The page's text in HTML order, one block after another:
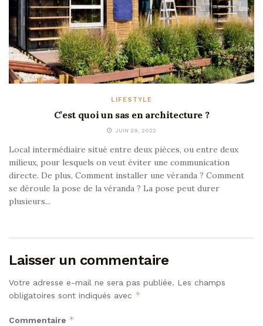
LIFESTYLE
C’est quoi un sas en architecture ?
JUIN 29, 2022
Local intermédiaire situé entre deux pièces, ou entre deux
milieux, pour lesquels on veut éviter une communication
directe. De plus, Comment installer une véranda ? Comment
se déroule la pose de la véranda ? La pose peut durer
plusieurs...
Laisser un commentaire
Votre adresse e-mail ne sera pas publiée. Les champs
obligatoires sont indiqués avec *
Commentaire *